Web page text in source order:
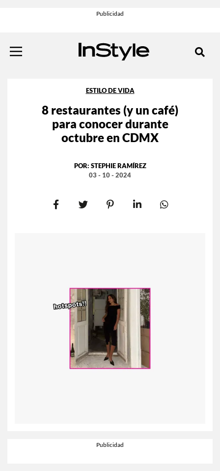
ESTILO DE VIDA
8 restaurantes (y un café)
para conocer durante
octubre en CDMX
POR: STEPHIE RAMÍREZ
03 - 10 - 2024